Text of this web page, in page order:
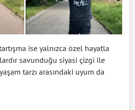
ise yalnızca özel hayatla
savunduğu siyasi çizgi ile
tarzı arasındaki uyum da